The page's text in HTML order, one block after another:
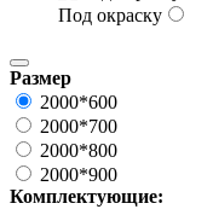
Под окраску
Размер
2000*600
2000*700
2000*800
2000*900
Комплектующие: